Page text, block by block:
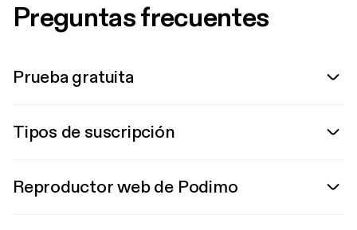
Preguntas frecuentes
Prueba gratuita
Tipos de suscripción
Reproductor web de Podimo